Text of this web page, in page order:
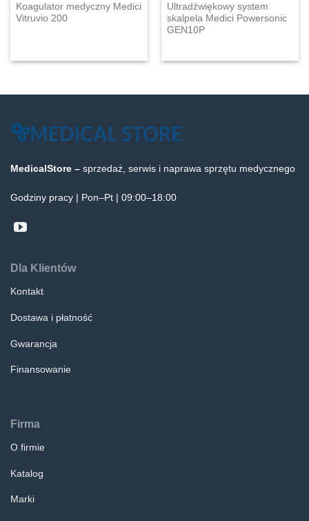
Koagulator medyczny Medici
Vitruvio 200
Ultradźwiękowy system
skalpela Medici Powersonic
GEN10P
MedicalStore – sprzedaż, serwis i naprawa sprzętu medycznego
Godziny pracy | Pon–Pt | 09:00–18:00
Dla Klientów
Kontakt
Dostawa i płatność
Gwarancja
Finansowanie
Firma
O firmie
Katalog
Marki